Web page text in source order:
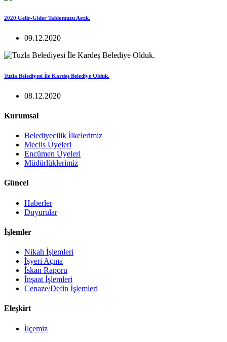
2020 Gelir-Gider Tablomuzu Astık.
09.12.2020
Tuzla Belediyesi İle Kardeş Belediye Olduk.
08.12.2020
Kurumsal
Belediyecilik İlkelerimiz
Meclis Üyeleri
Encümen Üyeleri
Müdürlüklerimiz
Güncel
Haberler
Duyurular
İşlemler
Nikah İşlemleri
İşyeri Açma
İskan Raporu
İnşaat İşlemleri
Cenaze/Defin İşlemleri
Eleşkirt
İlçemiz